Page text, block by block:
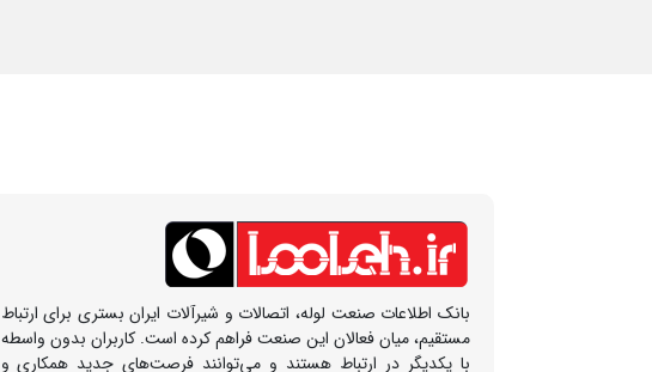
بانک اطلاعات صنعت لوله، اتصالات و شیرآلات ایران بستری برای ارتباط
مستقیم، میان فعالان این صنعت فراهم کرده است. کاربران بدون واسطه
با یکدیگر در ارتباط هستند و می‌توانند فرصت‌های جدید همکاری و